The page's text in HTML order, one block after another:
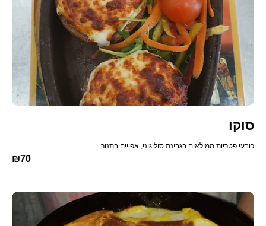
סוקו
כובעי פטריות ממולאים בגבינת סולוגוני, אפויים בתנור
₪70